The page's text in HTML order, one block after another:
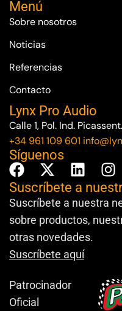
Menú
Sobre nosotros
Noticias
Referencias
Contacto
Lynx Pro Audio
Calle 1, Pol. Ind.
+34 961 109 601
Síguenos
Suscríbete a
Suscríbete a nuestra
sobre productos,
otras novedades.
Suscríbete aquí
Patrocinador
Oficial